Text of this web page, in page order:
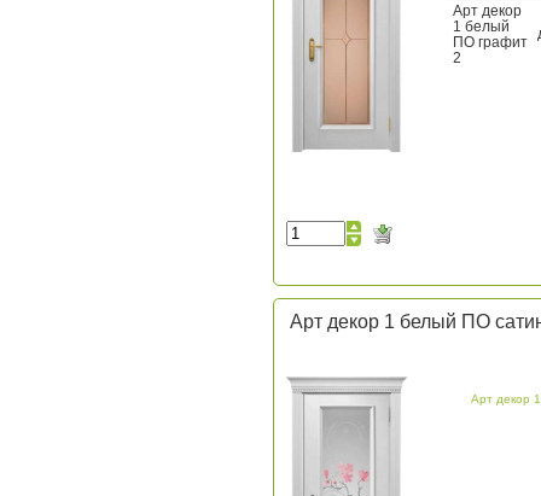
Арт декор
1 белый
ПО графит
2
Арт декор 1 белый ПО
Арт декор 1